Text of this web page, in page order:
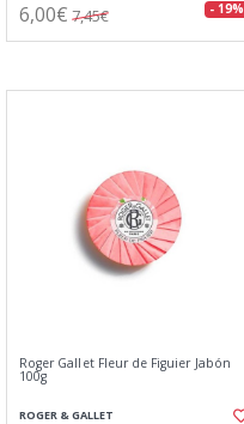
6,00€ 7,45€ - 19%
Roger Gallet Fleur de Figuier Jabón
100g
ROGER & GALLET